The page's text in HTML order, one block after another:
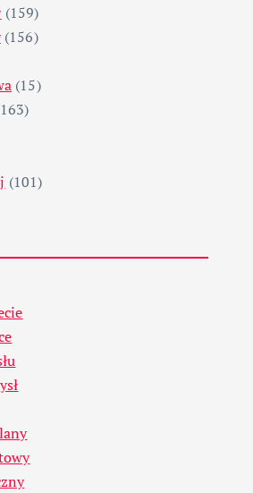
(159)
(156)
(15)
(101)